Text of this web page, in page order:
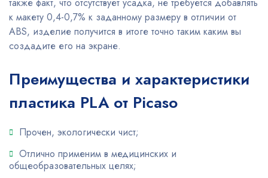
также факт, что отсутствует усадка, не требуется добавлять
к макету 0,4-0,7% к заданному размеру в отличии от
ABS, изделие получится в итоге точно таким каким вы
создадите его на экране.
Преимущества и характеристики
пластика PLA от Picaso
Прочен, экологически чист;
Отлично применим в медицинских и
общеобразовательных целях;